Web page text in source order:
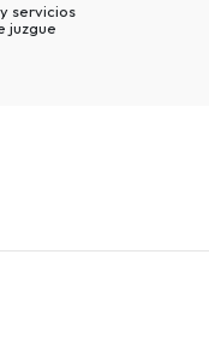
servicios
juzgue